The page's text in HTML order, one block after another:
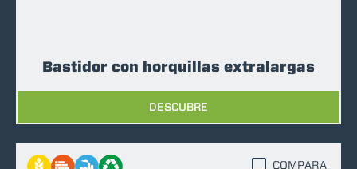
Bastidor con horquillas extralargas
DESCUBRE
COMPARA